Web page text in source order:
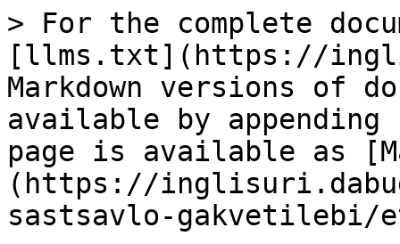
> For the complete
[llms.txt](https://
Markdown versions of
available by
page is available as
(https://
sastsavlo-gakvetilebi/